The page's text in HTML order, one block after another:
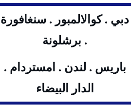
دبي . كوالالمبور . سنغافورة
. برشلونة
باريس . لندن . امستردام .
الدار البيضاء